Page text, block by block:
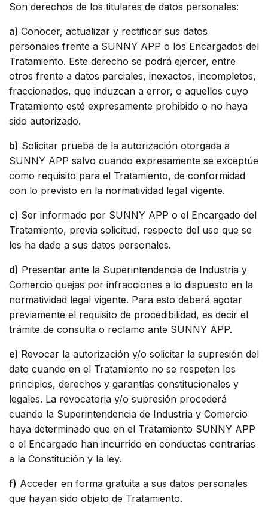
Son derechos de los titulares de datos personales:
a) Conocer, actualizar y rectificar sus datos
personales frente a SUNNY APP o los Encargados del
Tratamiento. Este derecho se podrá ejercer, entre
otros frente a datos parciales, inexactos, incompletos,
fraccionados, que induzcan a error, o aquellos cuyo
Tratamiento esté expresamente prohibido o no haya
sido autorizado.
b) Solicitar prueba de la autorización otorgada a
SUNNY APP salvo cuando expresamente se exceptúe
como requisito para el Tratamiento, de conformidad
con lo previsto en la normatividad legal vigente.
c) Ser informado por SUNNY APP o el Encargado del
Tratamiento, previa solicitud, respecto del uso que se
les ha dado a sus datos personales.
d) Presentar ante la Superintendencia de Industria y
Comercio quejas por infracciones a lo dispuesto en la
normatividad legal vigente. Para esto deberá agotar
previamente el requisito de procedibilidad, es decir el
trámite de consulta o reclamo ante SUNNY APP.
e) Revocar la autorización y/o solicitar la supresión del
dato cuando en el Tratamiento no se respeten los
principios, derechos y garantías constitucionales y
legales. La revocatoria y/o supresión procederá
cuando la Superintendencia de Industria y Comercio
haya determinado que en el Tratamiento SUNNY APP
o el Encargado han incurrido en conductas contrarias
a la Constitución y la ley.
f) Acceder en forma gratuita a sus datos personales
que hayan sido objeto de Tratamiento.